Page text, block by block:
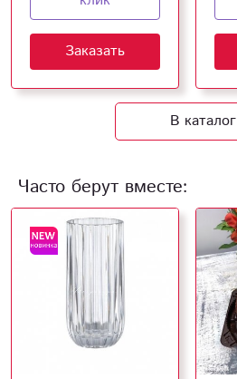
Заказать
В каталог
Часто берут вместе: